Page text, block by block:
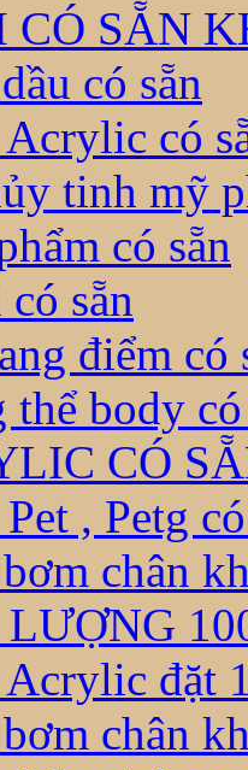
CÓ SẴN
có sẵn
có
tinh mỹ
có sẵn
sẵn
điểm có
body có
CÓ
, Petg
chân
đặt
chân